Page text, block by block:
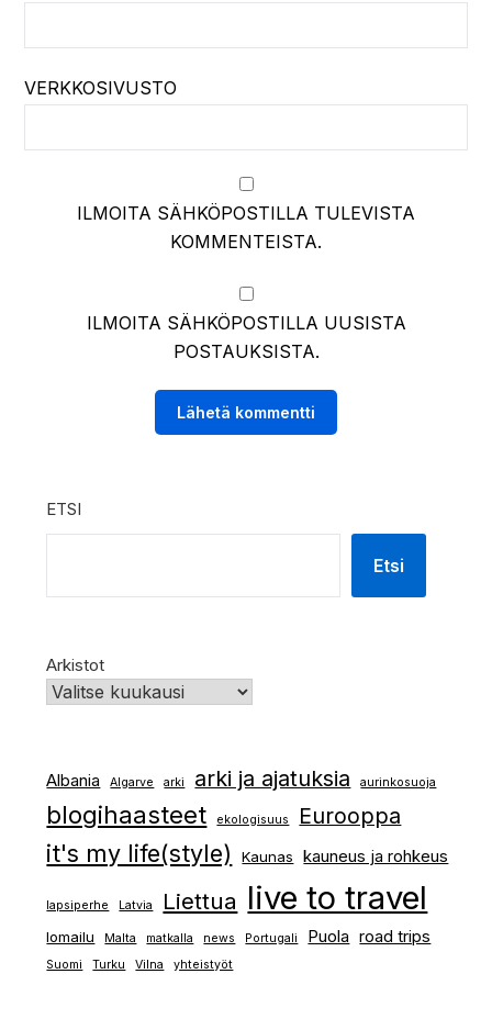
VERKKOSIVUSTO
ILMOITA SÄHKÖPOSTILLA TULEVISTA
KOMMENTEISTA.
ILMOITA SÄHKÖPOSTILLA UUSISTA
POSTAUKSISTA.
ETSI
Etsi
Arkistot
Albania Algarve arki arki ja ajatuksia aurinkosuoja
blogihaasteet ekologisuus Eurooppa
it's my life(style) Kaunas kauneus ja rohkeus
lapsiperhe Latvia Liettua live to travel
lomailu Malta matkalla news Portugali Puola road trips
Suomi Turku Vilna yhteistyöt